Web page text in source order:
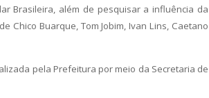
Brasileira, além de pesquisar a influência da
Chico Buarque, Tom Jobim, Ivan Lins, Caetano
pela Prefeitura por meio da Secretaria de